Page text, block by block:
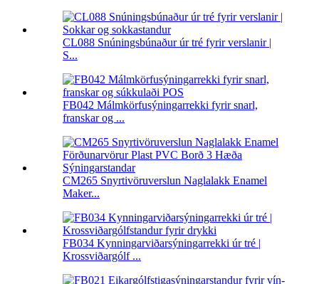
CL088 Snúningsbúnaður úr tré fyrir verslanir |
S...
FB042 Málmkörfusýningarrekki fyrir snarl,
franskar og ...
CM265 Snyrtivöruverslun Naglalakk Enamel
Maker...
FB034 Kynningarviðarsýningarrekki úr tré |
Krossviðargólf ...